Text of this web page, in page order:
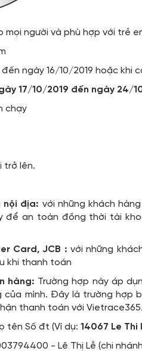
người và phù hợp với trẻ
ngày 16/10/2019 hoặc khi
17/10/2019 đến ngày 24/
chạy
trở lên.
nội địa: với những khách
để an toàn đồng thời tài
Card, JCB :với những
khi thanh toán
hàng: Trường hợp này áp
mình. Đây là trường hợp
thanh toán với
tên Số đt (Ví dụ: 14067 Le Thi
- Lê Thị Lễ (chi